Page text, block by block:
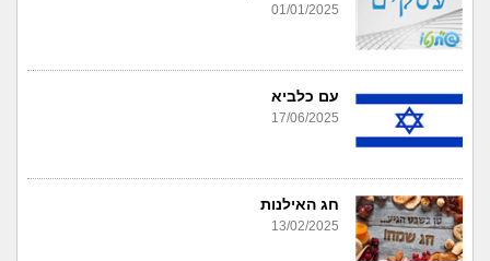
01/01/2025
עם כלביא
17/06/2025
חג האילנות
13/02/2025